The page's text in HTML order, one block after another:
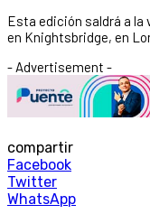
Esta edición saldrá a la
en Knightsbridge, en
- Advertisement -
compartir
Facebook
Twitter
WhatsApp